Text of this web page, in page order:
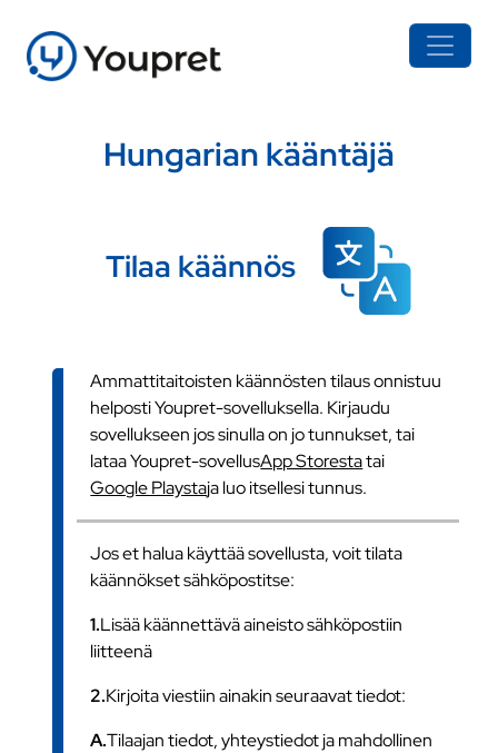
Hungarian kääntäjä
Tilaa käännös
Ammattitaitoisten käännösten tilaus onnistuu
helposti Youpret-sovelluksella. Kirjaudu
sovellukseen jos sinulla on jo tunnukset, tai
lataa Youpret-sovellusApp Storestatai
Google Playstaja luo itsellesi tunnus.
Jos et halua käyttää sovellusta, voit tilata
käännökset sähköpostitse:
1.Lisää käännettävä aineisto sähköpostiin
liitteenä
2.Kirjoita viestiin ainakin seuraavat tiedot:
A.Tilaajan tiedot, yhteystiedot ja mahdollinen